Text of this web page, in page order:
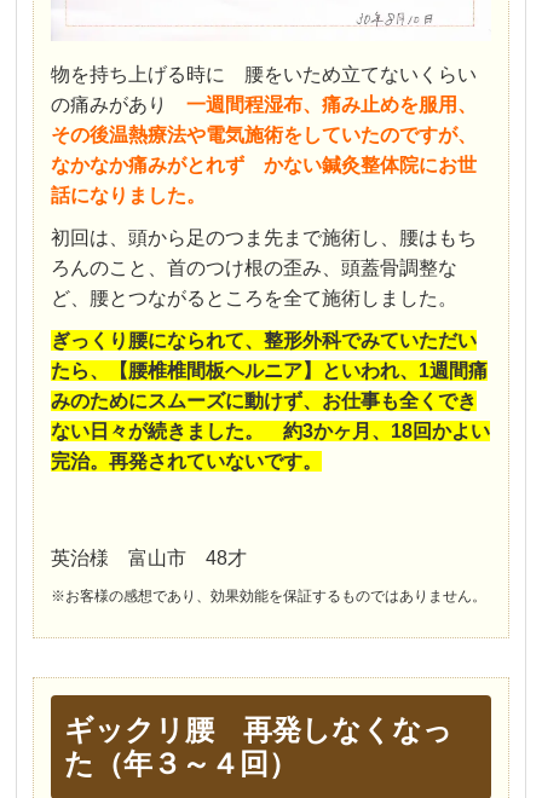
物を持ち上げる時に 腰をいため立てないくらい
の痛みがあり一週間程湿布、痛み止めを服用、
その後温熱療法や電気施術をしていたのですが、
なかなか痛みがとれず かない鍼灸整体院にお世
話になりました。
初回は、頭から足のつま先まで施術し、腰はもち
ろんのこと、首のつけ根の歪み、頭蓋骨調整な
ど、腰とつながるところを全て施術しました。
ぎっくり腰になられて、整形外科でみていただい
たら、【腰椎椎間板ヘルニア】といわれ、1週間痛
みのためにスムーズに動けず、お仕事も全くでき
ない日々が続きました。 約3かヶ月、18回かよい
完治。再発されていないです。
英治様 富山市 48才
※お客様の感想であり、効果効能を保証するものではありません。
ギックリ腰 再発しなくなっ
た（年３～４回）